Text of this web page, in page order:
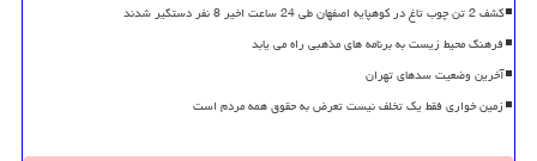
کشف 2 تن چوب تاغ در کوهپایه اصفهان طی 24 ساعت اخیر 8 نفر دستگیر شدند
فرهنگ محیط زیست به برنامه های مذهبی راه می یابد
آخرین وضعیت سدهای تهران
زمین خواری فقط یک تخلف نیست تعرض به حقوق همه مردم است